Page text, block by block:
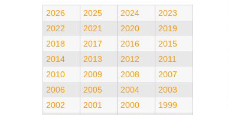
2026 2025 2024
2023
2022
2021 2020
2019
2018
2017 2016
2015
2014
2013 2012
2011
2010
2009 2008
2007
2006
2005 2004
2003
2002
2001 2000
1999